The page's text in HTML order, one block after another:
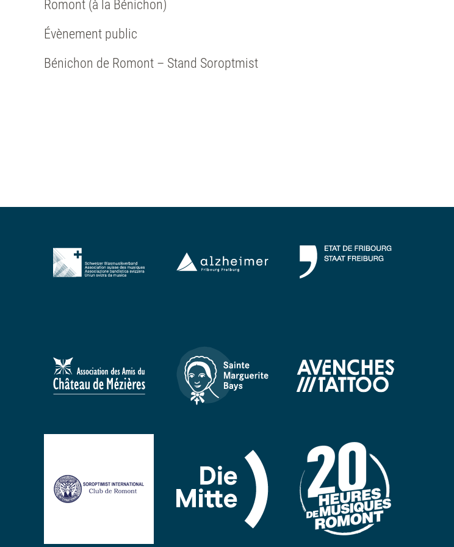
Romont (à la Bénichon)
Évènement public
Bénichon de Romont – Stand Soroptmist